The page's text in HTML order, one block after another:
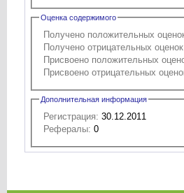
Оценка содержимого
Получено положительных
Получено отрицательных
Присвоено положительных
Присвоено отрицательных
Дополнительная информация
Регистрация: 30.12.2011
Рефералы: 0